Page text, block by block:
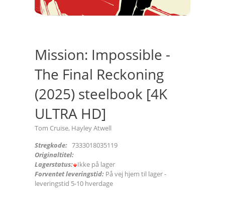
Mission: Impossible -
The Final Reckoning
(2025) steelbook [4K
ULTRA HD]
Tom Cruise, Hayley Atwell
Stregkode: 7333018035119
Originaltitel:
Lagerstatus: Ikke på lager
Forventet leveringstid: På vej hjem til lager -
leveringstid 5-10 hverdage